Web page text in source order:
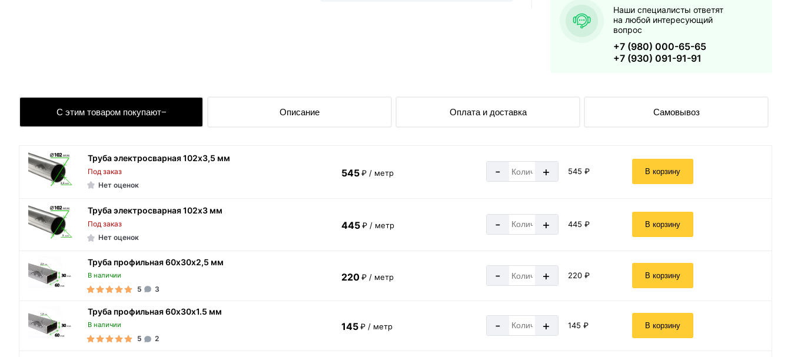
Наши специалисты ответят
на любой интересующий
вопрос
+7 (980) 000-65-65
+7 (930) 091-91-91
С этим товаром покупают Описание Оплата и доставка Самовывоз
Труба электросварная 102х3,5 мм
Под заказ
Нет оценок
545 ₽ / метр - + 545 ₽ В корзину
Труба электросварная 102х3 мм
Под заказ
Нет оценок
445 ₽ / метр - + 445 ₽ В корзину
Труба профильная 60х30х2,5 мм
В наличии
5 3
220 ₽ / метр - + 220 ₽ В корзину
Труба профильная 60х30х1.5 мм
В наличии
5 2
145 ₽ / метр - + 145 ₽ В корзину